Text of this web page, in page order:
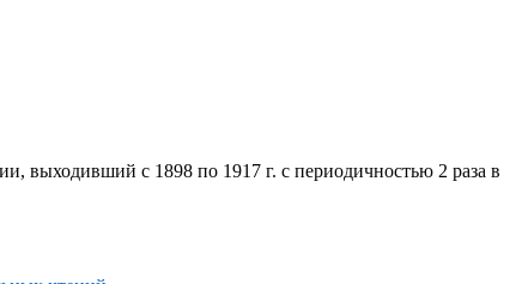
выходивший с 1898 по 1917 г. с периодичностью 2 раза в